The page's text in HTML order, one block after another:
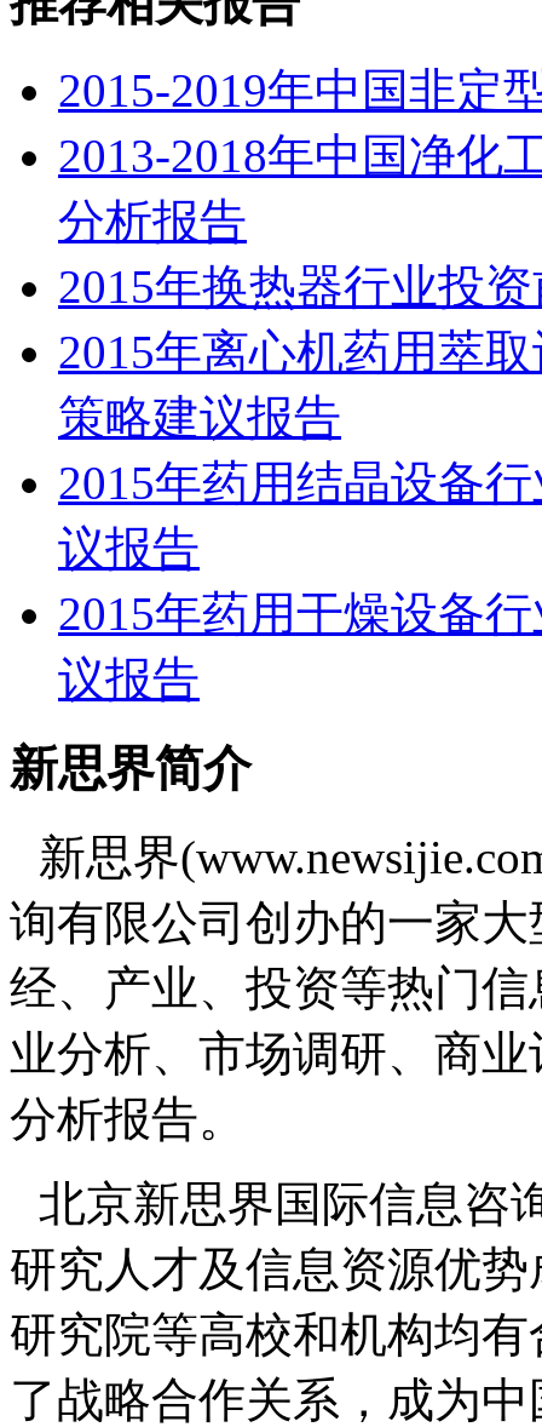
2015-2019年中国非定
2013-2018年中国净化
分析报告
2015年换热器行业投
2015年离心机药用萃
策略建议报告
2015年药用结晶设备
议报告
2015年药用干燥设备
议报告
新思界简介
新思界
询有限公司创办的一家
经、产业、投资等热门
业分析、市场调研、商
分析报告。
北京新思界国际信息咨
研究人才及信息资源优
研究院等高校和机构均
了战略合作关系，成为